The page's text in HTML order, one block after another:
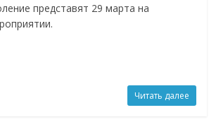
представят 29 марта на
Читать далее